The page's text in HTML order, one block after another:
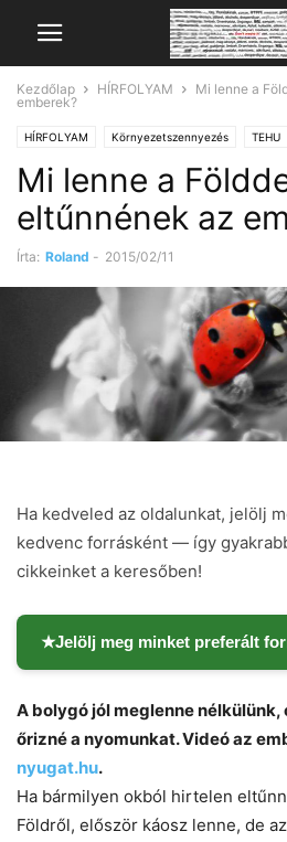
Kezdőlap HÍRFOLYAM
Mi lenne a
emberek?
HÍRFOLYAM Környezetszennyezés TEHU
Mi lenne a
eltűnnének az
Írta: Roland - 2015/02/11
Ha kedveled az oldalunkat, jelölj
kedvenc forrásként — így
cikkeinket a keresőben!
★Jelölj meg minket preferált
A bolygó jól meglenne nélkülünk,
őrizné a nyomunkat. Videó az
nyugat.hu.
Ha bármilyen okból hirtelen
Földről, először káosz lenne, de